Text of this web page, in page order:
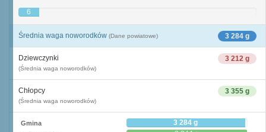
6
3 284 g
Średnia waga noworodków (Dane powiatowe)
3 212 g
Dziewczynki
(Średnia waga noworodków)
3 355 g
Chłopcy
(Średnia waga noworodków)
Gmina 3 284 g